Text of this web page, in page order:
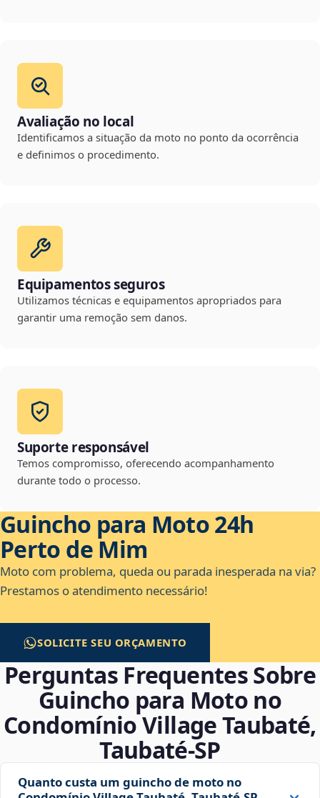
Avaliação no local
Identificamos a situação da moto no ponto da ocorrência
e definimos o procedimento.
Equipamentos seguros
Utilizamos técnicas e equipamentos apropriados para
garantir uma remoção sem danos.
Suporte responsável
Temos compromisso, oferecendo acompanhamento
durante todo o processo.
Guincho para Moto 24h
Perto de Mim
Moto com problema, queda ou parada inesperada na via?
Prestamos o atendimento necessário!
SOLICITE SEU ORÇAMENTO
Perguntas Frequentes Sobre
Guincho para Moto no
Condomínio Village Taubaté,
Taubaté‑SP
Quanto custa um guincho de moto no